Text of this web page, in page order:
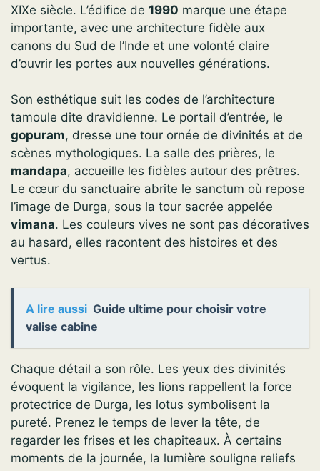
XIXe siècle. L’édifice de 1990 marque une étape
importante, avec une architecture fidèle aux
canons du Sud de l’Inde et une volonté claire
d’ouvrir les portes aux nouvelles générations.
Son esthétique suit les codes de l’architecture
tamoule dite dravidienne. Le portail d’entrée, le
gopuram, dresse une tour ornée de divinités et de
scènes mythologiques. La salle des prières, le
mandapa, accueille les fidèles autour des prêtres.
Le cœur du sanctuaire abrite le sanctum où repose
l’image de Durga, sous la tour sacrée appelée
vimana. Les couleurs vives ne sont pas décoratives
au hasard, elles racontent des histoires et des
vertus.
A lire aussi Guide ultime pour choisir votre
valise cabine
Chaque détail a son rôle. Les yeux des divinités
évoquent la vigilance, les lions rappellent la force
protectrice de Durga, les lotus symbolisent la
pureté. Prenez le temps de lever la tête, de
regarder les frises et les chapiteaux. À certains
moments de la journée, la lumière souligne reliefs